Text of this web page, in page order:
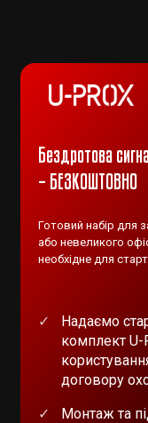
Бездротова
– БЕЗКОШТОВНО
Готовий набір для
або невеликого
необхідне для
Надаємо
комплект U-
договору
Монтаж та